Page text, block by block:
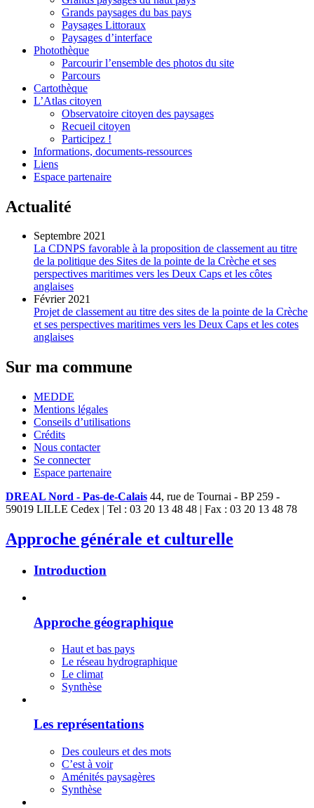
Grands paysages du bas pays
Paysages Littoraux
Paysages d’interface
Photothèque
Parcourir l’ensemble des photos du site
Parcours
Cartothèque
L’Atlas citoyen
Observatoire citoyen des paysages
Recueil citoyen
Participez !
Informations, documents-ressources
Liens
Espace partenaire
Actualité
Septembre 2021
La CDNPS favorable à la proposition de classement au titre
de la politique des Sites de la pointe de la Crèche et ses
perspectives maritimes vers les Deux Caps et les côtes
anglaises
Février 2021
Projet de classement au titre des sites de la pointe de la Crèche
et ses perspectives maritimes vers les Deux Caps et les cotes
anglaises
Sur ma commune
MEDDE
Mentions légales
Conseils d’utilisations
Crédits
Nous contacter
Se connecter
Espace partenaire
DREAL Nord - Pas-de-Calais 44, rue de Tournai - BP 259 -
59019 LILLE Cedex | Tel : 03 20 13 48 48 | Fax : 03 20 13 48 78
Approche générale et culturelle
Introduction
Approche géographique
Haut et bas pays
Le réseau hydrographique
Le climat
Synthèse
Les représentations
Des couleurs et des mots
C’est à voir
Aménités paysagères
Synthèse